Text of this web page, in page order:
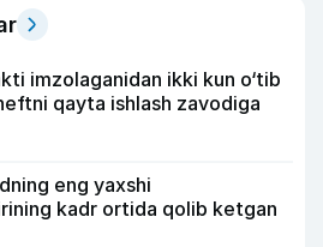
imzolaganidan ikki kun o‘tib
qayta ishlash zavodiga
eng yaxshi
kadr ortida qolib ketgan